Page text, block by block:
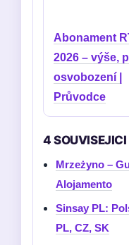
Abonament
2026 – výše,
osvobození |
Průvodce
4
Mrzeżyno –
Alojamento
Sinsay PL:
PL, CZ, SK